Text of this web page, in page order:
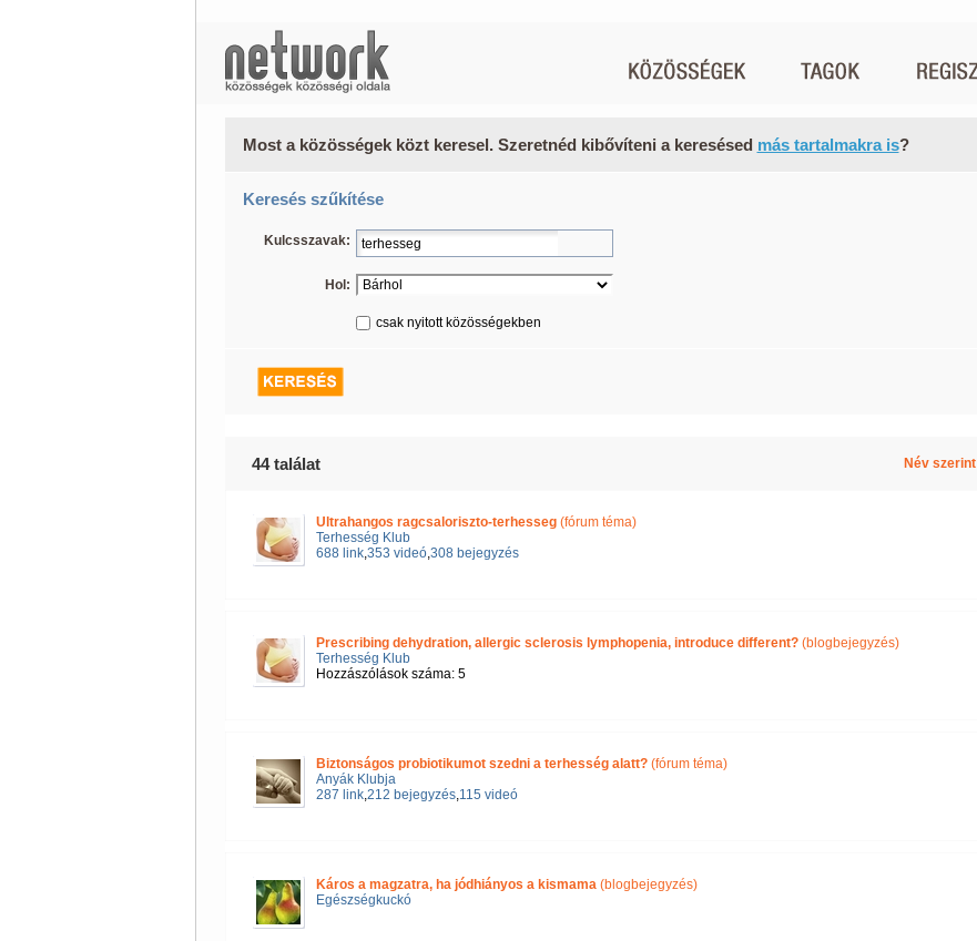
Most a közösségek közt keresel. Szeretnéd kibővíteni a keresésed más tartalmakra is?
Keresés szűkítése
Kulcsszavak:
Hol:
csak nyitott közösségekben
44 találat Név szerint
Ultrahangos ragcsaloriszto-terhesseg(fórum téma)
Terhesség Klub
688 link,353 videó,308 bejegyzés
Prescribing dehydration, allergic sclerosis lymphopenia, introduce different? (blogbejegyzés)
Terhesség Klub
Hozzászólások száma: 5
Biztonságos probiotikumot szedni a terhesség alatt?(fórum téma)
Anyák Klubja
287 link,212 bejegyzés,115 videó
Káros a magzatra, ha jódhiányos a kismama(blogbejegyzés)
Egészségkuckó